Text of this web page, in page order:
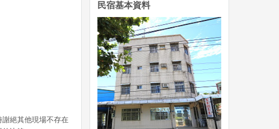
絕其他現場不存在
民宿基本資料